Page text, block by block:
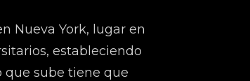
Nueva York, lugar en
estableciendo
que sube tiene que